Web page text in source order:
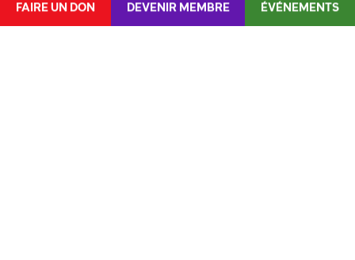
FAIRE UN DON DEVENIR MEMBRE ÉVÉNEMENTS